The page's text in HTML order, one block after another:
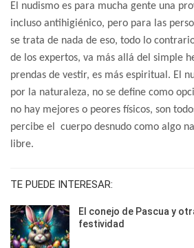
El nudismo es para mucha gente una
incluso antihigiénico, pero para las
se trata de nada de eso, todo lo
de los expertos, va más allá del simple
prendas de vestir, es más espiritual. El
por la naturaleza, no se define como
no hay mejores o peores físicos, son
percibe el cuerpo desnudo como algo
libre.
TE PUEDE INTERESAR:
El conejo de Pascua y
festividad